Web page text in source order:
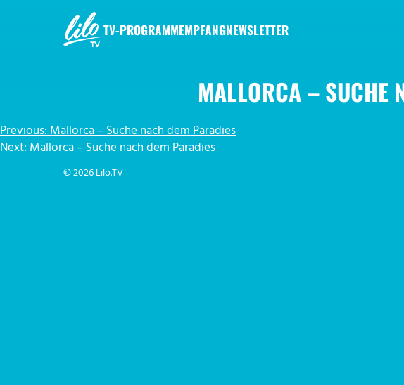
TV-PROGRAMMEMPFANGNEWSLETTER
MALLORCA – SUCHE
BEITRAGSNAVIGATION
Previous:Mallorca – Suche nach dem Paradies
Next:Mallorca – Suche nach dem Paradies
© 2026 Lilo.TV